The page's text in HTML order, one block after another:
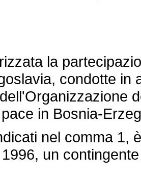
la
condotte in
in Bosnia-
nel comma 1,
un